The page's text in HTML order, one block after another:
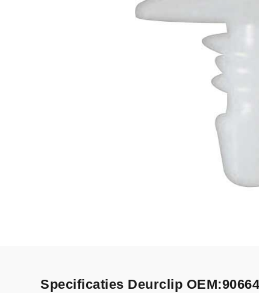
Specificaties Deurclip